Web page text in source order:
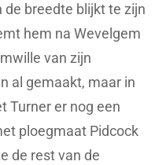
de breedte blijkt te zijn
hem na Wevelgem
van zijn
al gemaakt, maar in
Turner er nog een
ploegmaat Pidcock
de rest van de